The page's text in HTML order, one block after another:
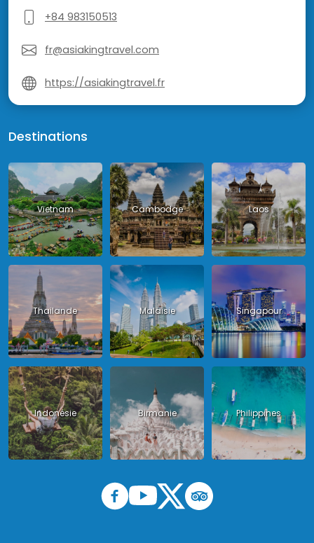
+84 983150513
fr@asiakingtravel.com
https://asiakingtravel.fr
Destinations
Vietnam Cambodge Laos
Thailande Malaisie Singapour
Indonésie Birmanie Philippines